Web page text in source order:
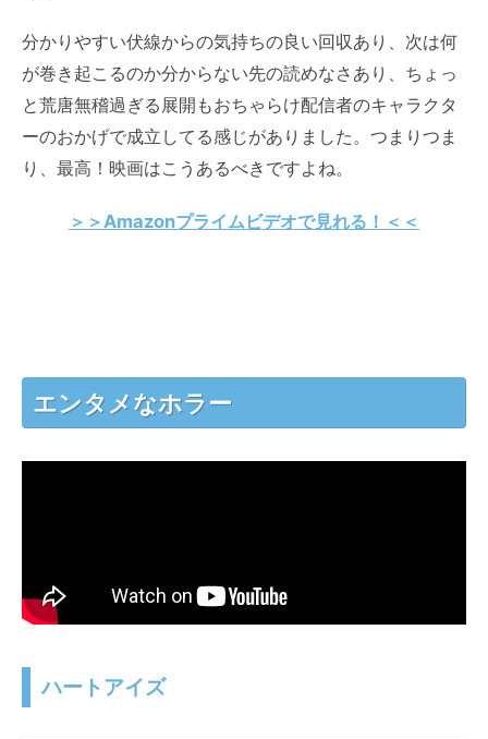
分かりやすい伏線からの気持ちの良い回収あり、次は何
が巻き起こるのか分からない先の読めなさあり、ちょっ
と荒唐無稽過ぎる展開もおちゃらけ配信者のキャラクタ
ーのおかげで成立してる感じがありました。つまりつま
り、最高！映画はこうあるべきですよね。
＞＞Amazonプライムビデオで見れる！＜＜
エンタメなホラー
ハートアイズ